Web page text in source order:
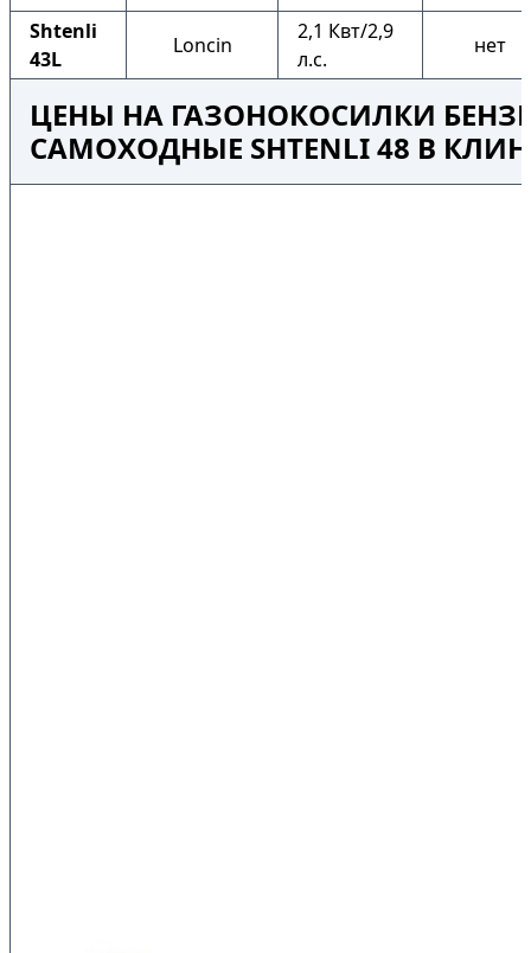
Shtenli
43L
Loncin
2,1 Квт/2,9
л.с.
нет
ЦЕНЫ НА ГАЗОНОКОСИЛКИ
САМОХОДНЫЕ SHTENLI 48 В